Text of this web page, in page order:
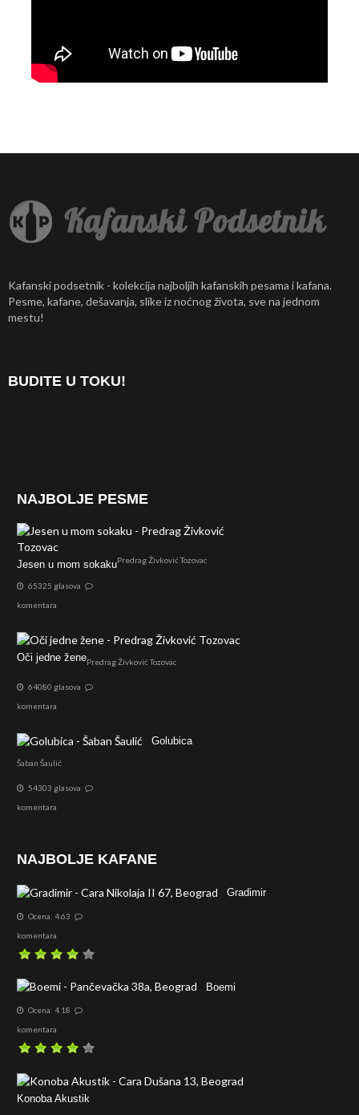
Kafanski podsetnik - kolekcija najboljih kafanskih pesama i kafana.
Pesme, kafane, dešavanja, slike iz noćnog života, sve na jednom
mestu!
BUDITE U TOKU!
NAJBOLJE PESME
Jesen u mom sokakuPredrag Živković Tozovac
65325 glasova
komentara
Oči jedne ženePredrag Živković Tozovac
64080 glasova
komentara
Golubica
Šaban Šaulić
54303 glasova
komentara
NAJBOLJE KAFANE
Gradimir
Ocena: 4.63
komentara
Boemi
Ocena: 4.18
komentara
Konoba Akustik